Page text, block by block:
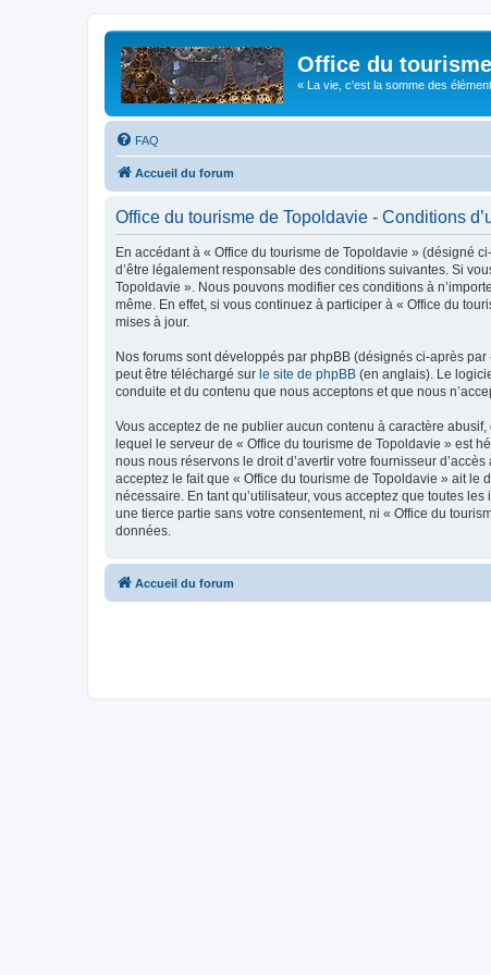
Office du
« La vie, c'est la somme des
FAQ
Accueil du forum
Office du tourisme de Topoldavie - Conditions
En accédant à « Office du tourisme de Topoldavie » (désigné
d’être légalement responsable des conditions suivantes. Si
Topoldavie ». Nous pouvons modifier ces conditions à
même. En effet, si vous continuez à participer à « Office du
mises à jour.
Nos forums sont développés par phpBB (désignés ci-après
peut être téléchargé sur le site de phpBB (en anglais). Le
conduite et du contenu que nous acceptons et que nous
Vous acceptez de ne publier aucun contenu à caractère
lequel le serveur de « Office du tourisme de Topoldavie » est
nous nous réservons le droit d’avertir votre fournisseur
acceptez le fait que « Office du tourisme de Topoldavie » ait le
nécessaire. En tant qu’utilisateur, vous acceptez que toutes
une tierce partie sans votre consentement, ni « Office du
données.
Accueil du forum